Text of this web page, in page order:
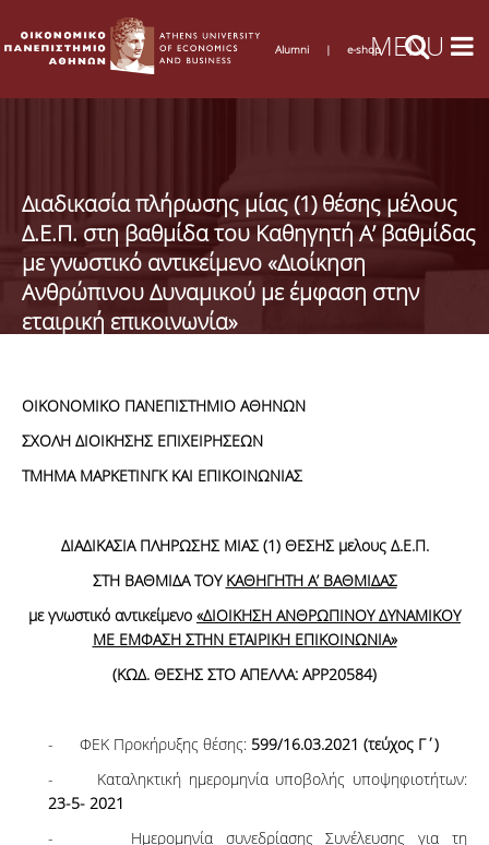
Alumni | e-shop
Διαδικασία πλήρωσης μίας (1) θέσης μέλους
Δ.Ε.Π. στη βαθμίδα του Καθηγητή Α’ βαθμίδας
με γνωστικό αντικείμενο «Διοίκηση
Ανθρώπινου Δυναμικού με έμφαση στην
εταιρική επικοινωνία»
ΟΙΚΟΝΟΜΙΚΟ ΠΑΝΕΠΙΣΤΗΜΙΟ ΑΘΗΝΩΝ
ΣΧΟΛΗ ΔΙΟΙΚΗΣΗΣ ΕΠΙΧΕΙΡΗΣΕΩΝ
ΤΜΗΜΑ ΜΑΡΚΕΤΙΝΓΚ ΚΑΙ ΕΠΙΚΟΙΝΩΝΙΑΣ
ΔΙΑΔΙΚΑΣΙΑ ΠΛΗΡΩΣΗΣ ΜΙΑΣ (1) ΘΕΣΗΣ μελους Δ.Ε.Π.
ΣΤΗ ΒΑΘΜΙΔΑ ΤΟΥ ΚΑΘΗΓΗΤΗ Α’ ΒΑΘΜΙΔΑΣ
με γνωστικό αντικείμενο «ΔΙΟΙΚΗΣΗ ΑΝΘΡΩΠΙΝΟΥ ΔΥΝΑΜΙΚΟΥ
ΜΕ ΕΜΦΑΣΗ ΣΤΗΝ ΕΤΑΙΡΙΚΗ ΕΠΙΚΟΙΝΩΝΙΑ»
(ΚΩΔ. ΘΕΣΗΣ ΣΤΟ ΑΠΕΛΛΑ: APP20584)
- ΦΕΚ Προκήρυξης θέσης: 599/16.03.2021 (τεύχος Γ΄)
- Καταληκτική ημερομηνία υποβολής υποψηφιοτήτων:
23-5- 2021
- Ημερομηνία συνεδρίασης Συνέλευσης για τη